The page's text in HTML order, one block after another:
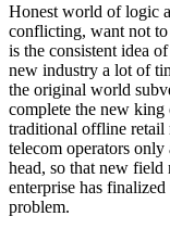
Honest world of logic
conflicting, want not
is the consistent idea
new industry a lot of
the original world
complete the new
traditional offline retail
telecom operators only
head, so that new field
enterprise has
problem.